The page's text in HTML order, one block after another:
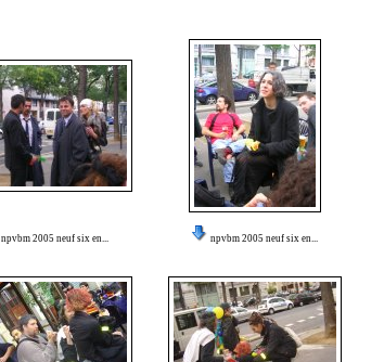
npvbm 2005 neuf six en... npvbm 2005 neuf six en...